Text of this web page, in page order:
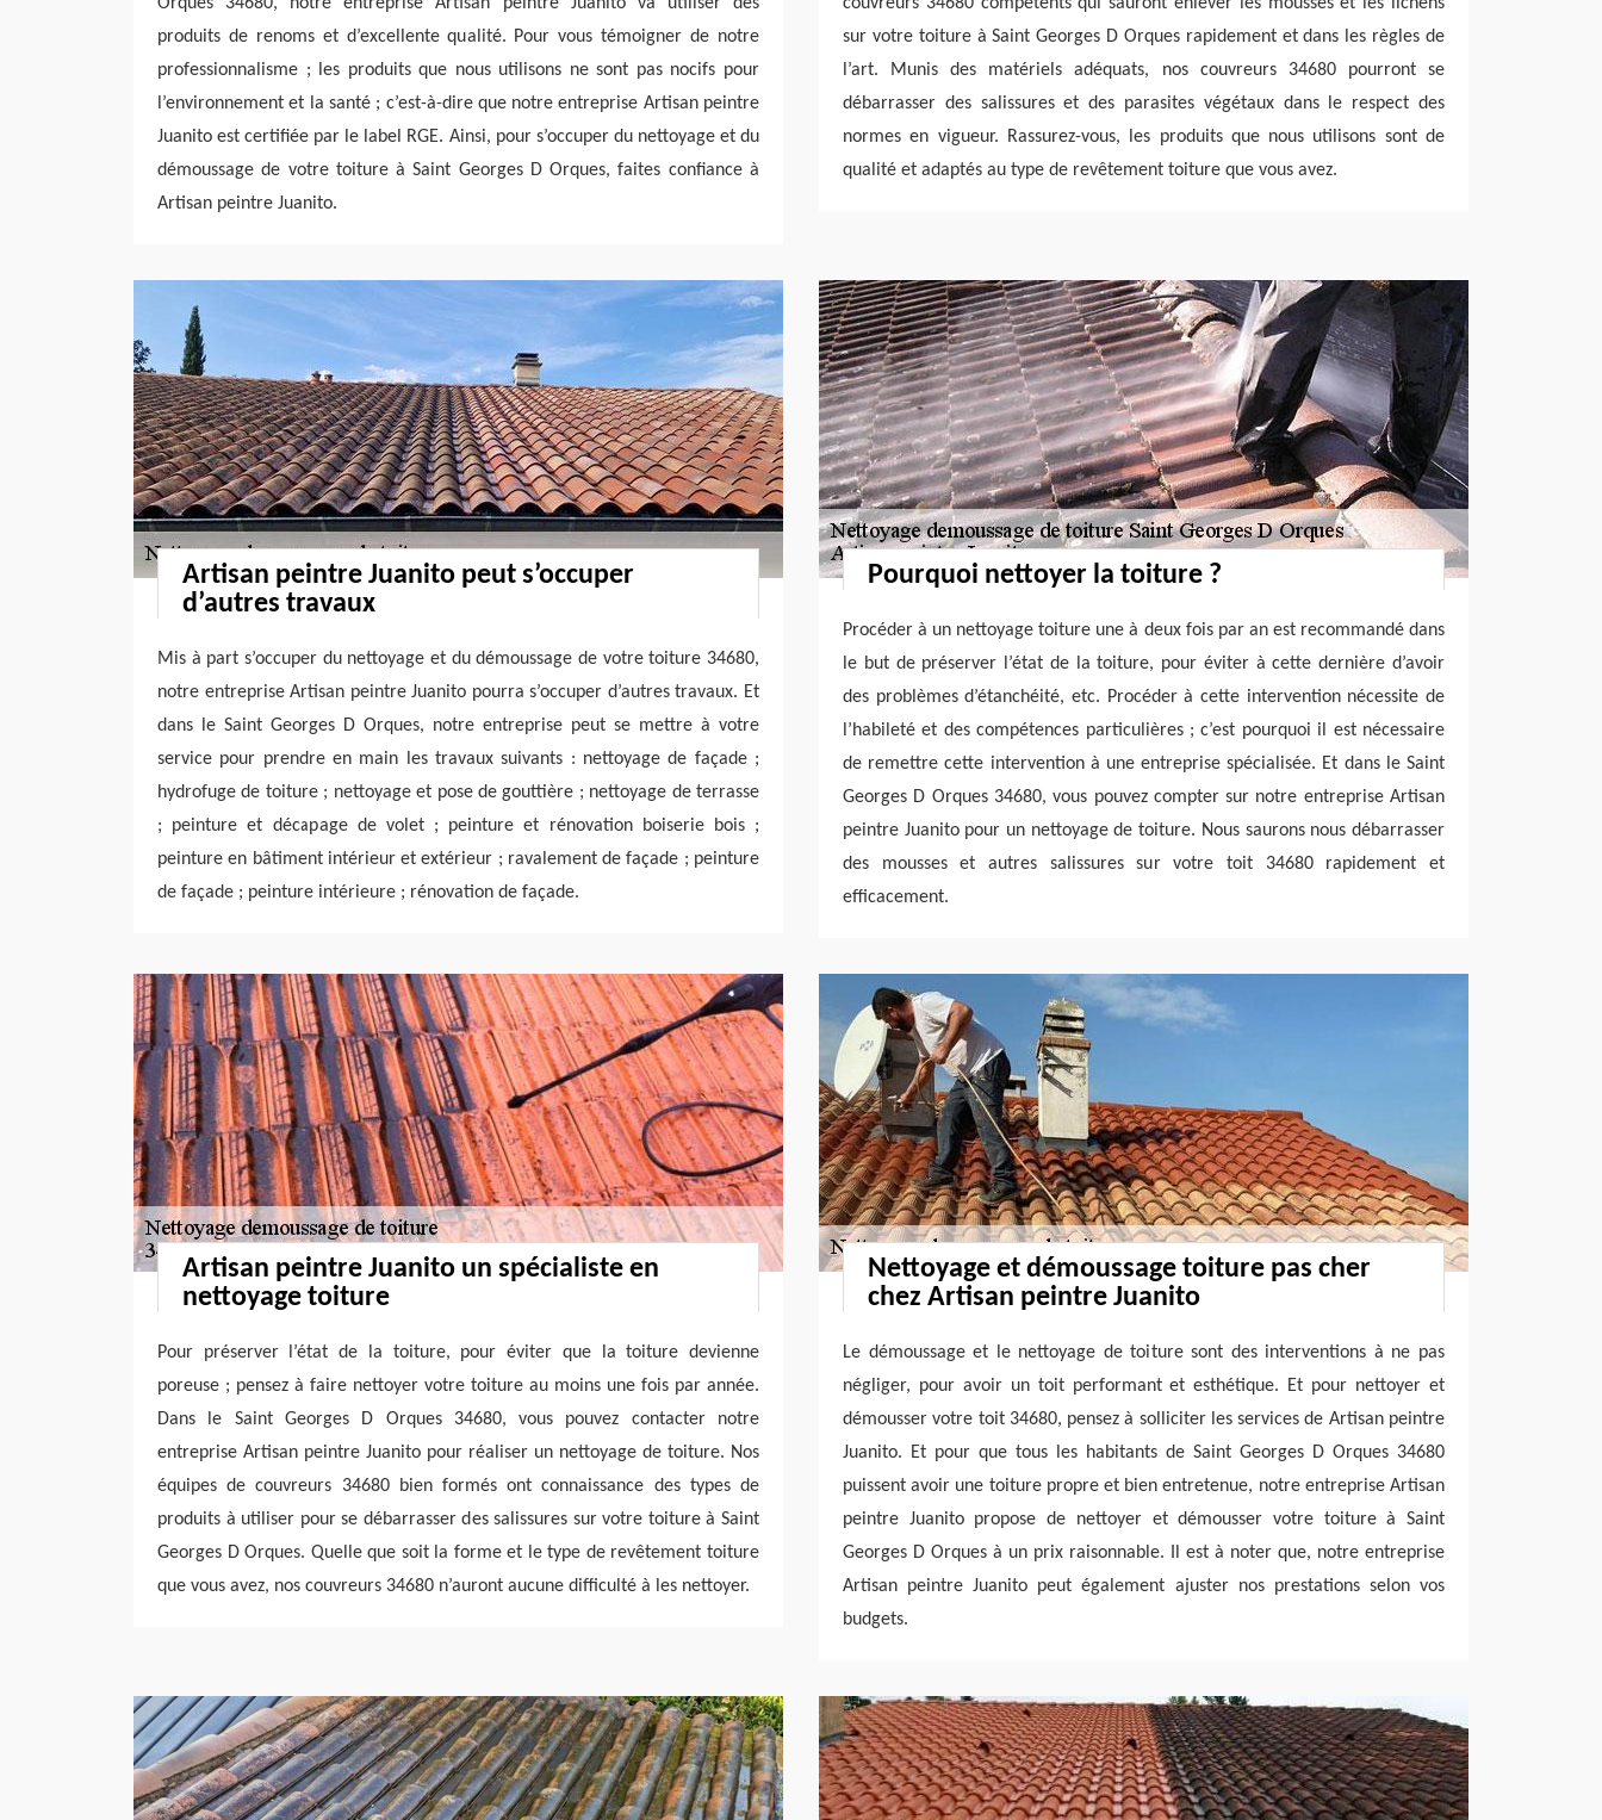
Orques 34680, notre entreprise Artisan peintre Juanito va utiliser des
produits de renoms et d’excellente qualité. Pour vous témoigner de notre
professionnalisme ; les produits que nous utilisons ne sont pas nocifs pour
l’environnement et la santé ; c’est-à-dire que notre entreprise Artisan peintre
Juanito est certifiée par le label RGE. Ainsi, pour s’occuper du nettoyage et du
démoussage de votre toiture à Saint Georges D Orques, faites confiance à
Artisan peintre Juanito.
couvreurs 34680 compétents qui sauront enlever les mousses et les lichens
sur votre toiture à Saint Georges D Orques rapidement et dans les règles de
l’art. Munis des matériels adéquats, nos couvreurs 34680 pourront se
débarrasser des salissures et des parasites végétaux dans le respect des
normes en vigueur. Rassurez-vous, les produits que nous utilisons sont de
qualité et adaptés au type de revêtement toiture que vous avez.
Artisan peintre Juanito peut s’occuper
d’autres travaux
Mis à part s’occuper du nettoyage et du démoussage de votre toiture 34680,
notre entreprise Artisan peintre Juanito pourra s’occuper d’autres travaux. Et
dans le Saint Georges D Orques, notre entreprise peut se mettre à votre
service pour prendre en main les travaux suivants : nettoyage de façade ;
hydrofuge de toiture ; nettoyage et pose de gouttière ; nettoyage de terrasse
; peinture et décapage de volet ; peinture et rénovation boiserie bois ;
peinture en bâtiment intérieur et extérieur ; ravalement de façade ; peinture
de façade ; peinture intérieure ; rénovation de façade.
Pourquoi nettoyer la toiture ?
Procéder à un nettoyage toiture une à deux fois par an est recommandé dans
le but de préserver l’état de la toiture, pour éviter à cette dernière d’avoir
des problèmes d’étanchéité, etc. Procéder à cette intervention nécessite de
l’habileté et des compétences particulières ; c’est pourquoi il est nécessaire
de remettre cette intervention à une entreprise spécialisée. Et dans le Saint
Georges D Orques 34680, vous pouvez compter sur notre entreprise Artisan
peintre Juanito pour un nettoyage de toiture. Nous saurons nous débarrasser
des mousses et autres salissures sur votre toit 34680 rapidement et
efficacement.
Artisan peintre Juanito un spécialiste en
nettoyage toiture
Pour préserver l’état de la toiture, pour éviter que la toiture devienne
poreuse ; pensez à faire nettoyer votre toiture au moins une fois par année.
Dans le Saint Georges D Orques 34680, vous pouvez contacter notre
entreprise Artisan peintre Juanito pour réaliser un nettoyage de toiture. Nos
équipes de couvreurs 34680 bien formés ont connaissance des types de
produits à utiliser pour se débarrasser des salissures sur votre toiture à Saint
Georges D Orques. Quelle que soit la forme et le type de revêtement toiture
que vous avez, nos couvreurs 34680 n’auront aucune difficulté à les nettoyer.
Nettoyage et démoussage toiture pas cher
chez Artisan peintre Juanito
Le démoussage et le nettoyage de toiture sont des interventions à ne pas
négliger, pour avoir un toit performant et esthétique. Et pour nettoyer et
démousser votre toit 34680, pensez à solliciter les services de Artisan peintre
Juanito. Et pour que tous les habitants de Saint Georges D Orques 34680
puissent avoir une toiture propre et bien entretenue, notre entreprise Artisan
peintre Juanito propose de nettoyer et démousser votre toiture à Saint
Georges D Orques à un prix raisonnable. Il est à noter que, notre entreprise
Artisan peintre Juanito peut également ajuster nos prestations selon vos
budgets.